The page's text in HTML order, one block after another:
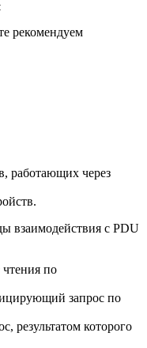
рекомендуем
работающих через
взаимодействия с PDU
по
запрос по
результатом которого